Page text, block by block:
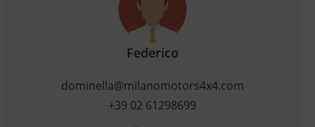
Federico
dominella@milanomotors4x4.com
+39 02 61298699